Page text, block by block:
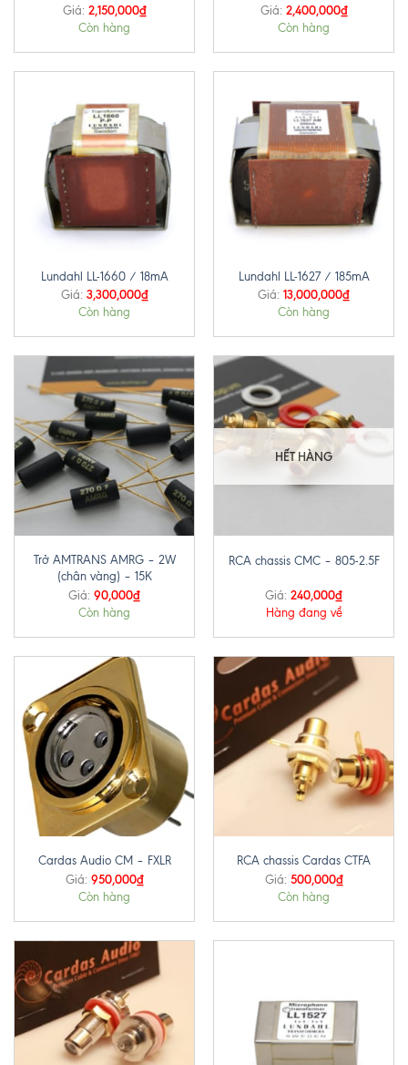
Giá: 2,150,000₫
Còn hàng
Giá: 2,400,000₫
Còn hàng
Lundahl LL-1660 / 18mA
Giá: 3,300,000₫
Còn hàng
Lundahl LL-1627 / 185mA
Giá: 13,000,000₫
Còn hàng
Trở AMTRANS AMRG – 2W
(chân vàng) – 15K
Giá: 90,000₫
Còn hàng
HẾT HÀNG
RCA chassis CMC – 805-2.5F
Giá: 240,000₫
Hàng đang về
Cardas Audio CM – FXLR
Giá: 950,000₫
Còn hàng
RCA chassis Cardas CTFA
Giá: 500,000₫
Còn hàng